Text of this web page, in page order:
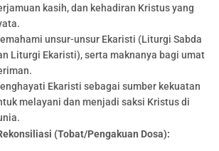
kasih, dan kehadiran Kristus yang
unsur-unsur Ekaristi (Liturgi Sabda
Liturgi Ekaristi), serta maknanya bagi umat
Ekaristi sebagai sumber kekuatan
melayani dan menjadi saksi Kristus di
(Tobat/Pengakuan Dosa):